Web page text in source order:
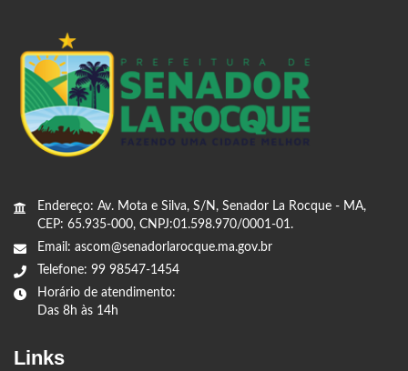
Endereço: Av. Mota e Silva, S/N, Senador La Rocque - MA,
CEP: 65.935-000, CNPJ:01.598.970/0001-01.
Email: ascom@senadorlarocque.ma.gov.br
Telefone: 99 98547-1454
Horário de atendimento:
Das 8h às 14h
Links